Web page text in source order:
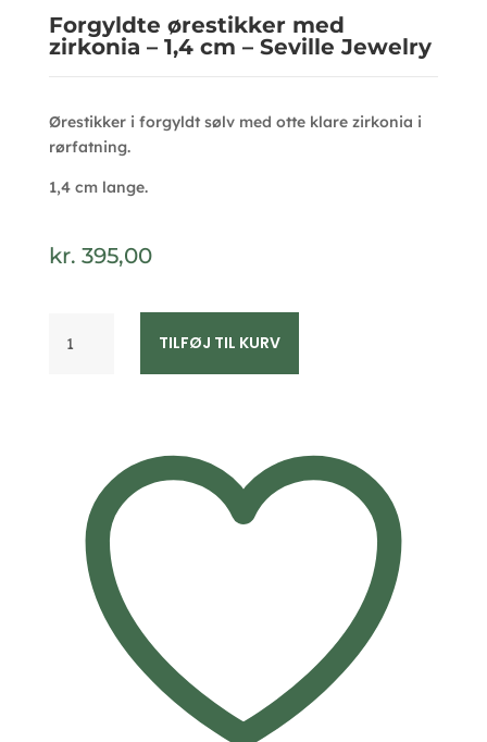
Forgyldte ørestikker med
zirkonia – 1,4 cm – Seville Jewelry
Ørestikker i forgyldt sølv med otte klare zirkonia i
rørfatning.
1,4 cm lange.
kr. 395,00
ørestikker
Seville
Jewelry
TILFØJ TIL KURV